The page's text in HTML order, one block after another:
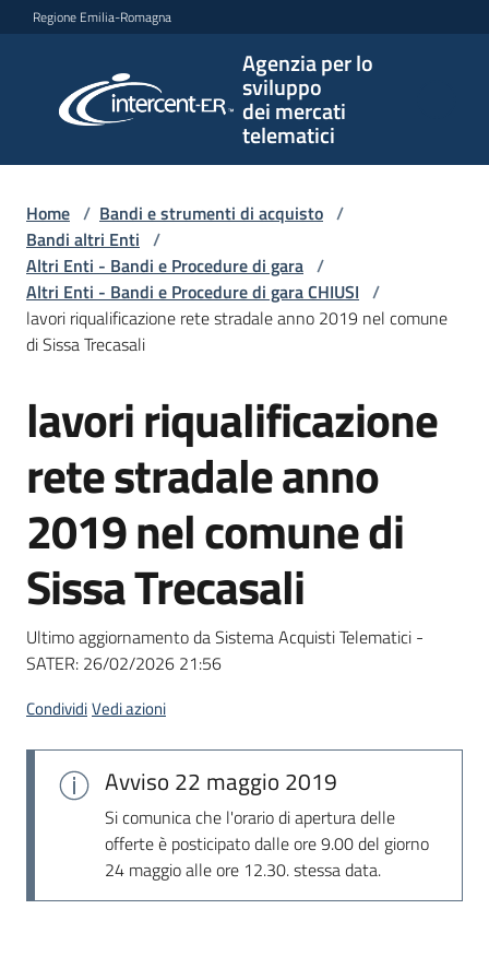
Vai al contenuto
Vai alla navigazione
Vai al footer
Regione Emilia-Romagna
Agenzia per lo
sviluppo
dei mercati
telematici
per lo
sviluppo
telematici
L'Agenzia
Bandi
e
di
Supporto
Piattaforme
telematiche
site
Home / Bandi e strumenti di acquisto /
Bandi altri Enti /
Altri Enti - Bandi e Procedure di gara /
Altri Enti - Bandi e Procedure di gara CHIUSI /
lavori riqualificazione rete stradale anno 2019 nel comune
di Sissa Trecasali
Salta al contenuto
lavori riqualificazione
rete stradale anno
2019 nel comune di
Sissa Trecasali
Ultimo aggiornamento da Sistema Acquisti Telematici -
SATER: 26/02/2026 21:56
CondividiVedi azioni
Avviso 22 maggio 2019
Si comunica che l'orario di apertura delle
offerte è posticipato dalle ore 9.00 del giorno
24 maggio alle ore 12.30. stessa data.